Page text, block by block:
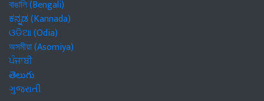
বাঙালি (Bengali)
ಕನ್ನಡ (Kannada)
ଓଡିଆ (Odia)
অসমীয়া (Asomiya)
ਪੰਜਾਬੀ
తెలుగు
ગુજરાતી